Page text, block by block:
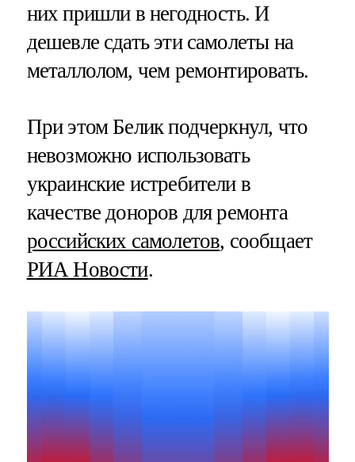
них пришли в негодность. И
дешевле сдать эти самолеты на
металлолом, чем ремонтировать.
При этом Белик подчеркнул, что
невозможно использовать
украинские истребители в
качестве доноров для ремонта
российских самолетов, сообщает
РИА Новости.